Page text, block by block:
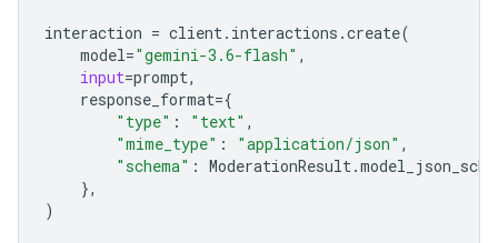
interaction = client. interactions .create(
model="gemini-3.6-flash" ,
input=prompt,
response_format={
"type" : "text" ,
"mime_type" : "application/json" ,
"schema" : ModerationResult.
},
)